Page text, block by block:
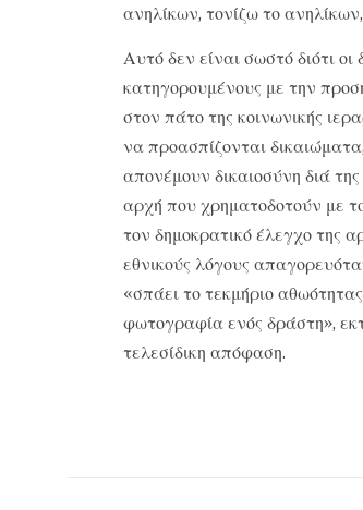
ανηλίκων, τονίζω το
Αυτό δεν είναι σωστό διότι
κατηγορουμένους με την
στον πάτο της κοινωνικής
να προασπίζονται
απονέμουν δικαιοσύνη διά
αρχή που χρηματοδοτούν με
τον δημοκρατικό έλεγχο της
εθνικούς λόγους
«σπάει το τεκμήριο
φωτογραφία ενός δράστη»,
τελεσίδικη απόφαση.